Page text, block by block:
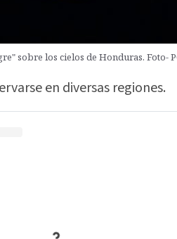
sobre los cielos de Honduras. Foto-
en diversas regiones.